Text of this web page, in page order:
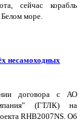
сейчас корабль
море.
несамоходных
договора с АО
(ГТЛК) на
RHB2007NS. Об